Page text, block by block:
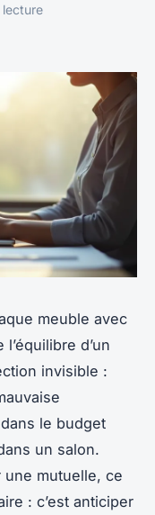
meuble avec
d’un
invisible :
le budget
un salon.
une mutuelle, ce
: c’est anticiper